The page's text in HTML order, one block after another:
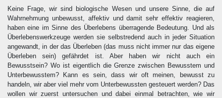
Keine Frage, wir sind biologische Wesen und unsere Sinne, die auf
Wahrnehmung unbewusst, affektiv und damit sehr effektiv reagieren,
haben eine im Sinne des Überlebens überragende Bedeutung. Und als
Überlebenswerkzeuge werden sie selbstredend auch in jeder Situation
angewandt, in der das Überleben (das muss nicht immer nur das eigene
Überleben sein) gefährdet ist. Aber haben wir nicht auch ein
Bewusstsein? Wo ist eigentlich die Grenze zwischen Bewusstem und
Unterbewusstem? Kann es sein, dass wir oft meinen, bewusst zu
handeln, wir aber viel mehr vom Unterbewussten gesteuert werden? Das
wollen wir zuerst untersuchen und dabei einmal betrachten, wie wir